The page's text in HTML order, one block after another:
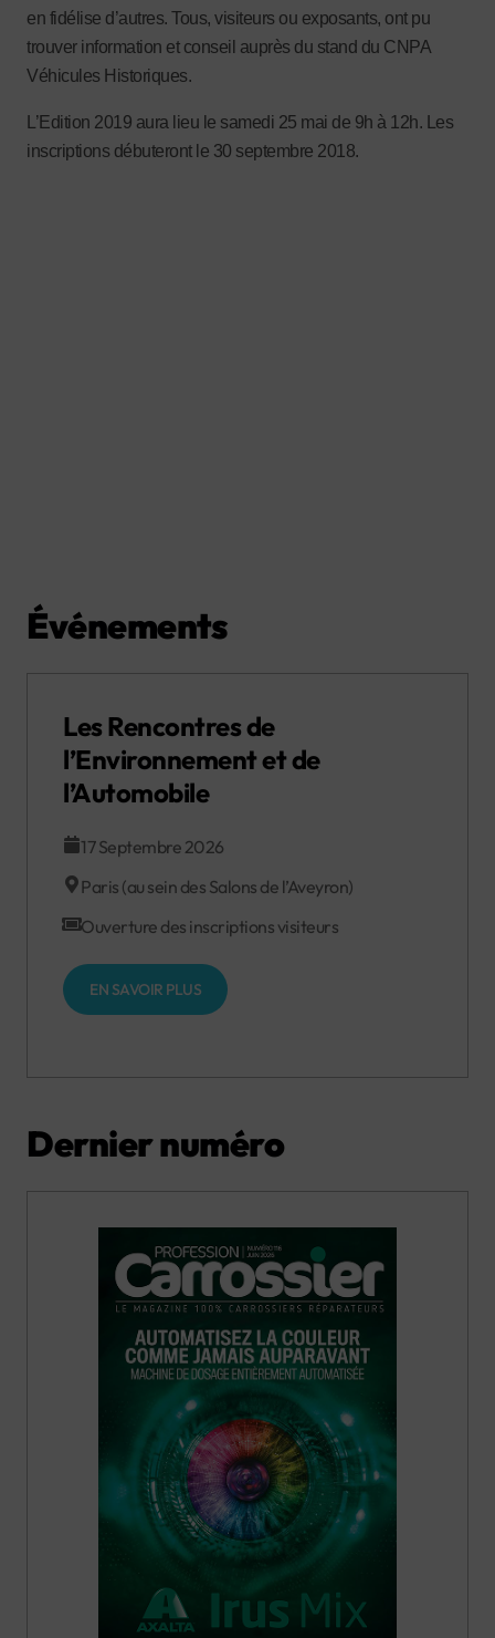
en fidélise d’autres. Tous, visiteurs ou exposants, ont pu
trouver information et conseil auprès du stand du CNPA
Véhicules Historiques.
L’Edition 2019 aura lieu le samedi 25 mai de 9h à 12h. Les
inscriptions débuteront le 30 septembre 2018.
Événements
Les Rencontres de
l’Environnement et de
l’Automobile
17 Septembre 2026
Paris (au sein des Salons de l’Aveyron)
Ouverture des inscriptions visiteurs
EN SAVOIR PLUS
Dernier numéro